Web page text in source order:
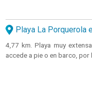
Playa La Porquerola
4,77 km. Playa muy
accede a pie o en barco, por